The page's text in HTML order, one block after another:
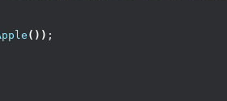
()) ;